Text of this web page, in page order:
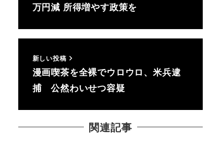
万円減 所得増やす政策を
新しい投稿
漫画喫茶を全裸でウロウロ、米兵逮
捕 公然わいせつ容疑
関連記事